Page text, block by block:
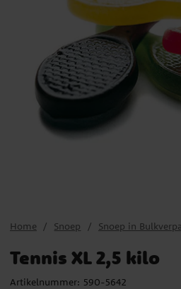
Home Snoep Snoep in
Tennis XL 2,5 kilo
Artikelnummer: 590-5642